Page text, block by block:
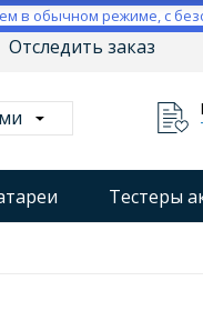
в обычном режиме, с
Отследить заказ
Тестеры